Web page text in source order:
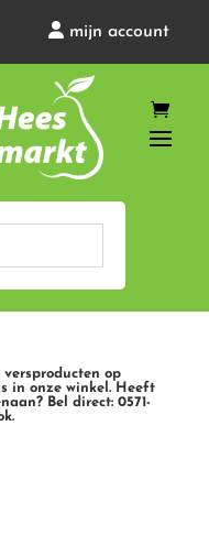
mijn account
versproducten op
in onze winkel. Heeft
Bel direct: 0571-